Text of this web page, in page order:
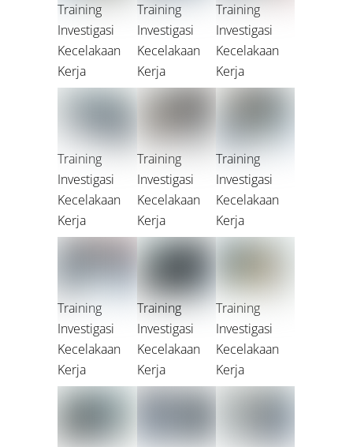
Training
Investigasi
Kecelakaan
Kerja
Training
Investigasi
Kecelakaan
Kerja
Training
Investigasi
Kecelakaan
Kerja
Training
Investigasi
Kecelakaan
Kerja
Training
Investigasi
Kecelakaan
Kerja
Training
Investigasi
Kecelakaan
Kerja
Training
Investigasi
Kecelakaan
Kerja
Training
Investigasi
Kecelakaan
Kerja
Training
Investigasi
Kecelakaan
Kerja